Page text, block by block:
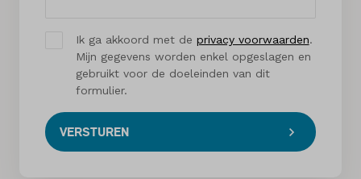
Ik ga akkoord met de privacy voorwaarden.
Mijn gegevens worden enkel opgeslagen en
gebruikt voor de doeleinden van dit
formulier.
VERSTUREN